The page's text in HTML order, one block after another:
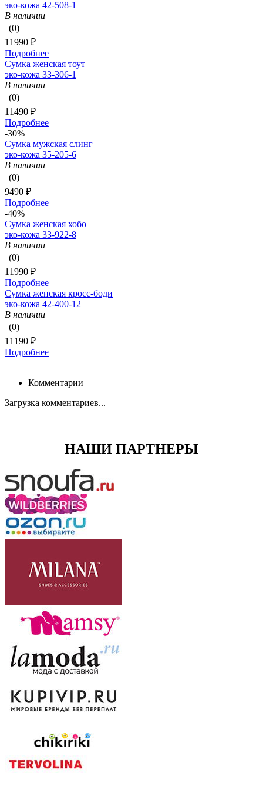
эко-кожа 42-508-1
В наличии
(0)
11990 ₽
Подробнее
Сумка женская тоут
эко-кожа 33-306-1
В наличии
(0)
11490 ₽
Подробнее
-30%
Сумка мужская слинг
эко-кожа 35-205-6
В наличии
(0)
9490 ₽
Подробнее
-40%
Сумка женская хобо
эко-кожа 33-922-8
В наличии
(0)
11990 ₽
Подробнее
Сумка женская кросс-боди
эко-кожа 42-400-12
В наличии
(0)
11190 ₽
Подробнее
Комментарии
Загрузка комментариев...
НАШИ ПАРТНЕРЫ